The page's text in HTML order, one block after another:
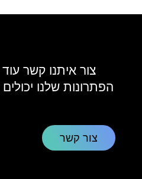
צור איתנו קשר
הפתרונות שלנו
צור קשר